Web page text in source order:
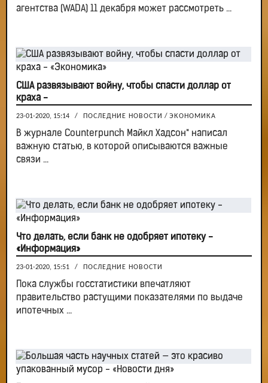
агентства (WADA) 11 декабря может рассмотреть ...
США развязывают войну, чтобы спасти доллар от
краха -
23-01-2020, 15:14 / ПОСЛЕДНИЕ НОВОСТИ / ЭКОНОМИКА
В журнале Counterpunch Майкл Хадсон* написал
важную статью, в которой описываются важные
связи ...
Что делать, если банк не одобряет ипотеку -
«Информация»
23-01-2020, 15:51 / ПОСЛЕДНИЕ НОВОСТИ
Пока службы госстатистики впечатляют
правительство растущими показателями по выдаче
ипотечных ...